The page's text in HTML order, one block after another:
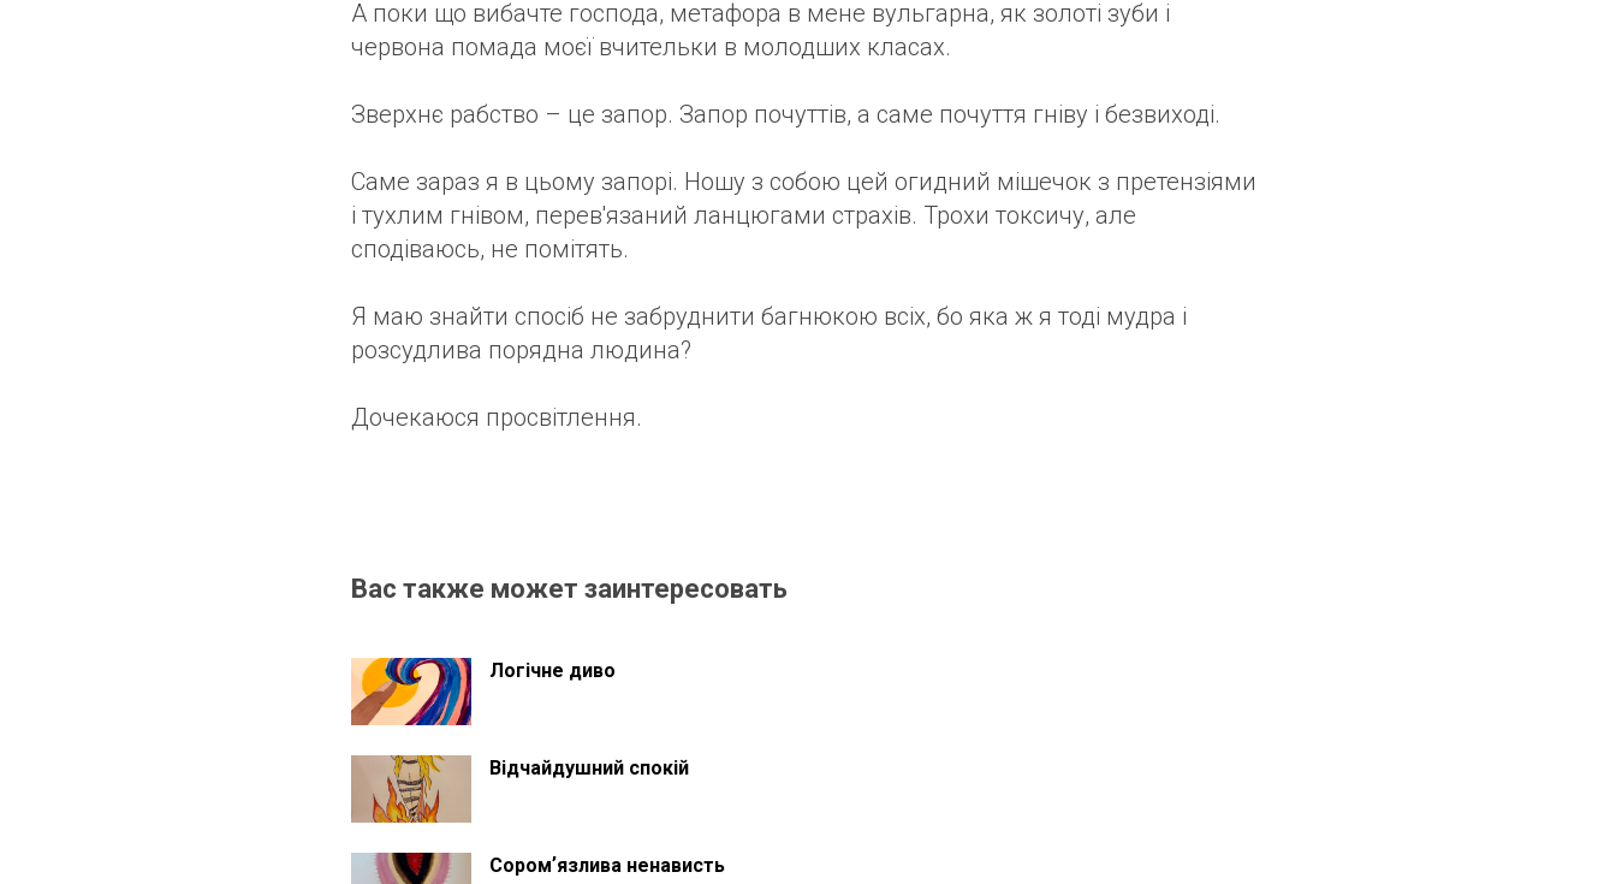
А поки що вибачте господа, метафора в мене вульгарна, як золоті зуби і
червона помада моєї вчительки в молодших класах.
Зверхнє рабство – це запор. Запор почуттів, а саме почуття гніву і безвиході.
Саме зараз я в цьому запорі. Ношу з собою цей огидний мішечок з претензіями
і тухлим гнівом, перев'язаний ланцюгами страхів. Трохи токсичу, але
сподіваюсь, не помітять.
Я маю знайти спосіб не забруднити багнюкою всіх, бо яка ж я тоді мудра і
розсудлива порядна людина?
Дочекаюся просвітлення.
Вас также может заинтересовать
Логічне диво
Відчайдушний спокій
Соромʼязлива ненависть